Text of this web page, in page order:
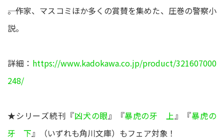
――。作家、マスコミほか多くの賞賛を集めた、圧巻の警察小
説。
詳細： https://www.kadokawa.co.jp/product/321607000
248/
★シリーズ続刊『凶犬の眼』『暴虎の牙 上』『暴虎の
牙 下』（いずれも角川文庫）もフェア対象！